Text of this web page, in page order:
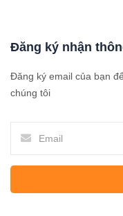
Đăng ký nhận
Đăng ký email của bạn
chúng tôi